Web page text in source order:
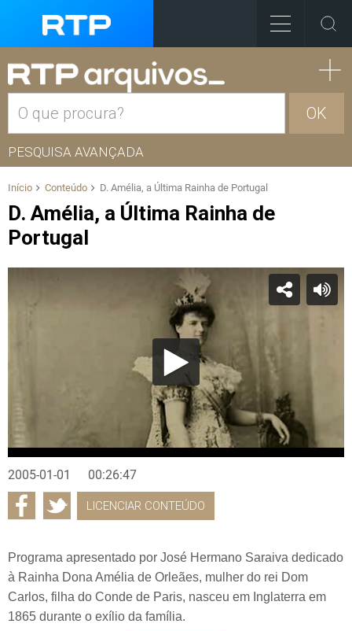
OK
PESQUISA AVANÇADA
Início Conteúdo D. Amélia, a Última Rainha de Portugal
D. Amélia, a Última Rainha de
Portugal
2005-01-01 00:26:47
LICENCIAR CONTEÚDO
Programa apresentado por José Hermano Saraiva dedicado
à Rainha Dona Amélia de Orleães, mulher do rei Dom
Carlos, filha do Conde de Paris, nasceu em Inglaterra em
1865 durante o exílio da família.